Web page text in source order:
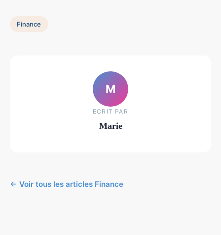
Finance
M
ECRIT PAR
Marie
← Voir tous les articles Finance